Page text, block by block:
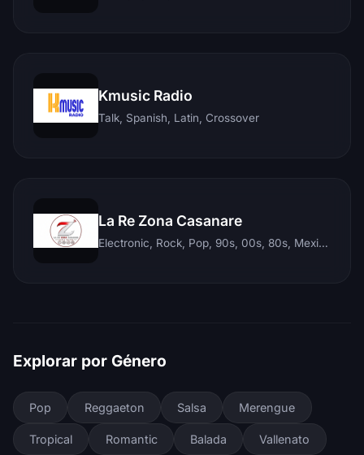
Kmusic Radio
Talk, Spanish, Latin, Crossover
La Re Zona Casanare
Electronic, Rock, Pop, 90s, 00s, 80s, Mexican, Ranchera, Reggaeton, Instrumental, Salsa, Merengue, Tropical, Romantic, Vallenato, Llanera
Explorar por Género
Pop Reggaeton Salsa Merengue
Tropical Romantic Balada Vallenato